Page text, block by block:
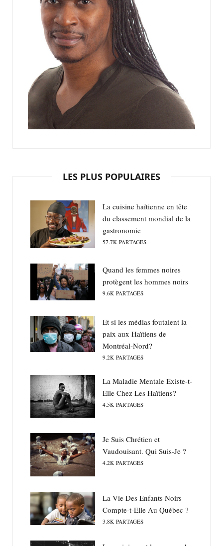
LES PLUS POPULAIRES
La cuisine haïtienne en tête
du classement mondial de la
gastronomie
57.7K PARTAGES
Quand les femmes noires
protègent les hommes noirs
9.6K PARTAGES
Et si les médias foutaient la
paix aux Haïtiens de
Montréal-Nord?
9.2K PARTAGES
La Maladie Mentale Existe-t-
Elle Chez Les Haïtiens?
4.5K PARTAGES
Je Suis Chrétien et
Vaudouisant. Qui Suis-Je ?
4.2K PARTAGES
La Vie Des Enfants Noirs
Compte-t-Elle Au Québec ?
3.8K PARTAGES